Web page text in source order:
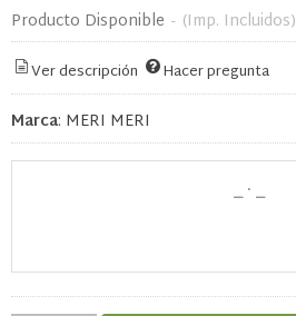
Producto Disponible - (Imp. Incluidos)
Ver descripción Hacer pregunta
Marca: MERI MERI